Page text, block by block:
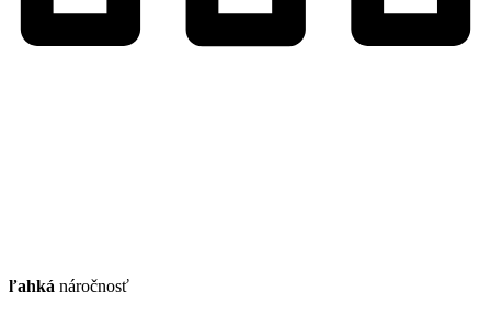
ľahká náročnosť